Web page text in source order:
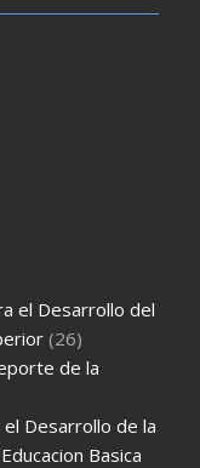
el Desarrollo del
(26)
de la
el Desarrollo de la
Basica